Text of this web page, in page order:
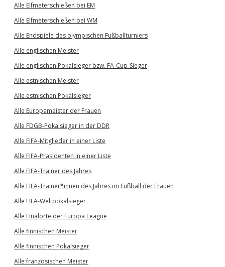
Alle Elfmeterschießen bei EM
Alle Elfmeterschießen bei WM
Alle Endspiele des olympischen Fußballturniers
Alle englischen Meister
Alle englischen Pokalsieger bzw. FA-Cup-Sieger
Alle estnischen Meister
Alle estnischen Pokalsieger
Alle Europameister der Frauen
Alle FDGB-Pokalsieger in der DDR
Alle FIFA-Mitglieder in einer Liste
Alle FIFA-Präsidenten in einer Liste
Alle FIFA-Trainer des Jahres
Alle FIFA-Trainer*innen des Jahres im Fußball der Frauen
Alle FIFA-Weltpokalsieger
Alle Finalorte der Europa League
Alle finnischen Meister
Alle finnischen Pokalsieger
Alle französischen Meister